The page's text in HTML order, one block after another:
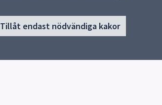
Tillåt endast nödvändiga kakor
Snabblänkar
Uppsala kommun